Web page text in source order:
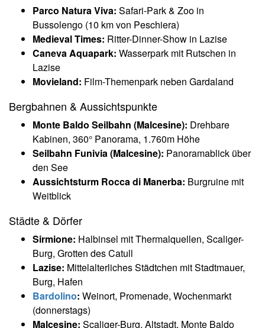
Parco Natura Viva: Safari-Park & Zoo in
Bussolengo (10 km von Peschiera)
Medieval Times: Ritter-Dinner-Show in Lazise
Caneva Aquapark: Wasserpark mit Rutschen in
Lazise
Movieland: Film-Themenpark neben Gardaland
Bergbahnen & Aussichtspunkte
Monte Baldo Seilbahn (Malcesine): Drehbare
Kabinen, 360° Panorama, 1.760m Höhe
Seilbahn Funivia (Malcesine): Panoramablick über
den See
Aussichtsturm Rocca di Manerba: Burgruine mit
Weitblick
Städte & Dörfer
Sirmione: Halbinsel mit Thermalquellen, Scaliger-
Burg, Grotten des Catull
Lazise: Mittelalterliches Städtchen mit Stadtmauer,
Burg, Hafen
Bardolino: Weinort, Promenade, Wochenmarkt
(donnerstags)
Malcesine: Scaliger-Burg, Altstadt, Monte Baldo